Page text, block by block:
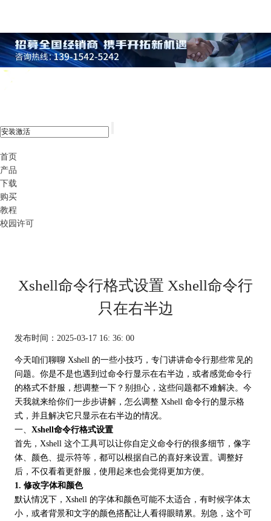
首页
产品
下载
购买
教程
校园许可
Xshell命令行格式设置 Xshell命令行
只在右半边
发布时间：2025-03-17 16: 36: 00
今天咱们聊聊 Xshell 的一些小技巧，专门讲讲命令行那些常见的
问题。你是不是也遇到过命令行显示在右半边，或者感觉命令行
的格式不舒服，想调整一下？别担心，这些问题都不难解决。今
天我就来给你们一步步讲解，怎么调整 Xshell 命令行的显示格
式，并且解决它只显示在右半边的情况。
一、 Xshell命令行格式设置
首先，Xshell 这个工具可以让你自定义命令行的很多细节，像字
体、颜色、提示符等，都可以根据自己的喜好来设置。调整好
后，不仅看着更舒服，使用起来也会觉得更加方便。
1. 修改字体和颜色
默认情况下，Xshell 的字体和颜色可能不太适合，有时候字体太
小，或者背景和文字的颜色搭配让人看得眼睛累。别急，这个可